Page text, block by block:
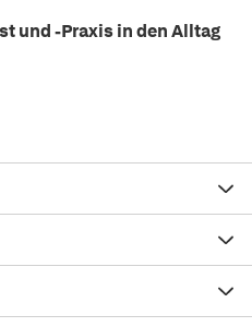
und -Praxis in den Alltag